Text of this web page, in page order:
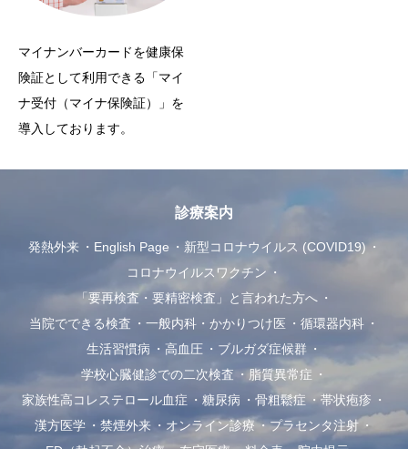
マイナンバーカードを健康保
険証として利用できる「マイ
ナ受付（マイナ保険証）」を
導入しております。
診療案内
発熱外来 English Page
新型コロナウイルス (COVID19)
コロナウイルスワクチン
「要再検査・要精密検査」と言われた方へ
当院でできる検査
一般内科・かかりつけ医
循環器内科
生活習慣病
高血圧
ブルガダ症候群
学校心臓健診での二次検査
脂質異常症
家族性高コレステロール血症
糖尿病 骨粗鬆症
帯状疱疹
漢方医学
禁煙外来 オンライン診療
プラセンタ注射